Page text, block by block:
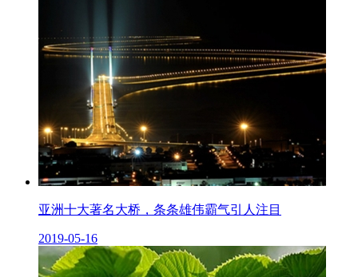
亚洲十大著名大桥，条条雄伟霸气引人注目
2019-05-16